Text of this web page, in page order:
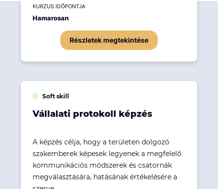
KURZUS IDŐPONTJA
Hamarosan
Részletek megtekintése
Soft skill
Vállalati protokoll képzés
A képzés célja, hogy a területen dolgozó
szakemberek képesek legyenek a megfelelő
kommunikációs módszerek és csatornák
megválasztására, hatásának értékelésére a